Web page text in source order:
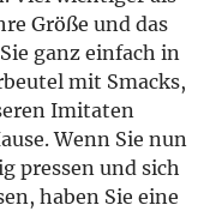
Größe und das
ganz einfach in
mit Smacks,
Imitaten
Wenn Sie nun
pressen und sich
haben Sie eine